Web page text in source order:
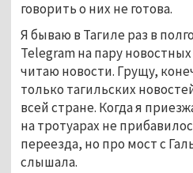
говорить о них не готова.
Я бываю в Тагиле раз в
Telegram на пару
читаю новости. Грущу,
только тагильских
всей стране. Когда я
на тротуарах не
переезда, но про мост с
слышала.